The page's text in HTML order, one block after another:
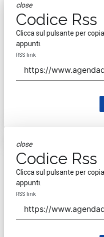
close
Codice Rss
Clicca sul pulsante per
appunti.
RSS link
close
Codice Rss
Clicca sul pulsante per
appunti.
RSS link